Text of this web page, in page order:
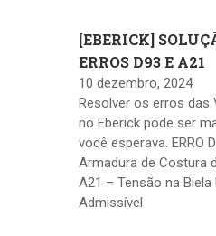
[EBERICK]
ERROS D93 E A21
10 dezembro, 2024
Resolver os erros das
no Eberick pode ser
você esperava. ERRO
Armadura de Costura
A21 – Tensão na Biela
Admissível